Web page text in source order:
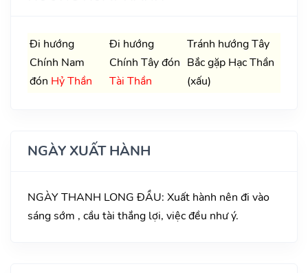
Đi hướng
Chính Nam
đón Hỷ Thần
Đi hướng
Chính Tây đón
Tài Thần
Tránh hướng Tây
Bắc gặp Hạc Thần
(xấu)
NGÀY XUẤT HÀNH
NGÀY THANH LONG ĐẦU: Xuất hành nên đi vào
sáng sớm , cầu tài thắng lợi, việc đều như ý.